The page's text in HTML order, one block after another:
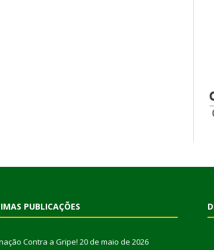
PUBLICAÇÕES
Contra a Gripe! 20 de maio de 2026